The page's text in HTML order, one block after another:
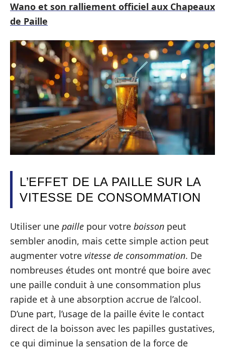
Wano et son ralliement officiel aux Chapeaux
de Paille
L’EFFET DE LA PAILLE SUR LA
VITESSE DE CONSOMMATION
Utiliser une paille pour votre boisson peut
sembler anodin, mais cette simple action peut
augmenter votre vitesse de consommation. De
nombreuses études ont montré que boire avec
une paille conduit à une consommation plus
rapide et à une absorption accrue de l’alcool.
D’une part, l’usage de la paille évite le contact
direct de la boisson avec les papilles gustatives,
ce qui diminue la sensation de la force de